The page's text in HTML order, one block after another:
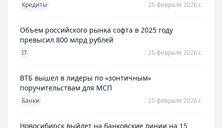
Кредиты 25 февраля 2026 г.
Объем российского рынка софта в 2025 году
превысил 800 млрд рублей
IT 25 февраля 2026 г.
ВТБ вышел в лидеры по «зонтичным»
поручительствам для МСП
Банки 25 февраля 2026 г.
Новосибирск выйдет на банковские линии на 15